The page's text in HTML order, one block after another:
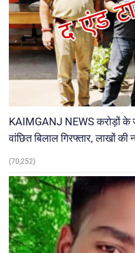
KAIMGANJ NEWS करोड़ों के
वांछित बिलाल गिरफ्तार, लाखों
(70,252)